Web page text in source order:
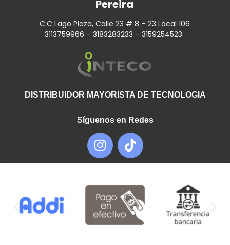
Pereira
C.C Lago Plaza, Calle 23 # 8 – 23 Local 106
3113759966 – 3183283233 – 3159254523
DISTRIBUIDOR MAYORISTA DE TECNOLOGIA
Síguenos en Redes